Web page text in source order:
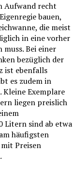
Aufwand recht
bauen,
die meist
in eine vorher
muss. Bei einer
bezüglich der
ist ebenfalls
es zudem in
Exemplare
liegen preislich
Litern sind ab etwa
häufigsten
Preisen